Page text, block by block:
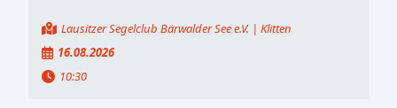
Lausitzer Segelclub Bärwalder See e.V. | Klitten
16.08.2026
10:30